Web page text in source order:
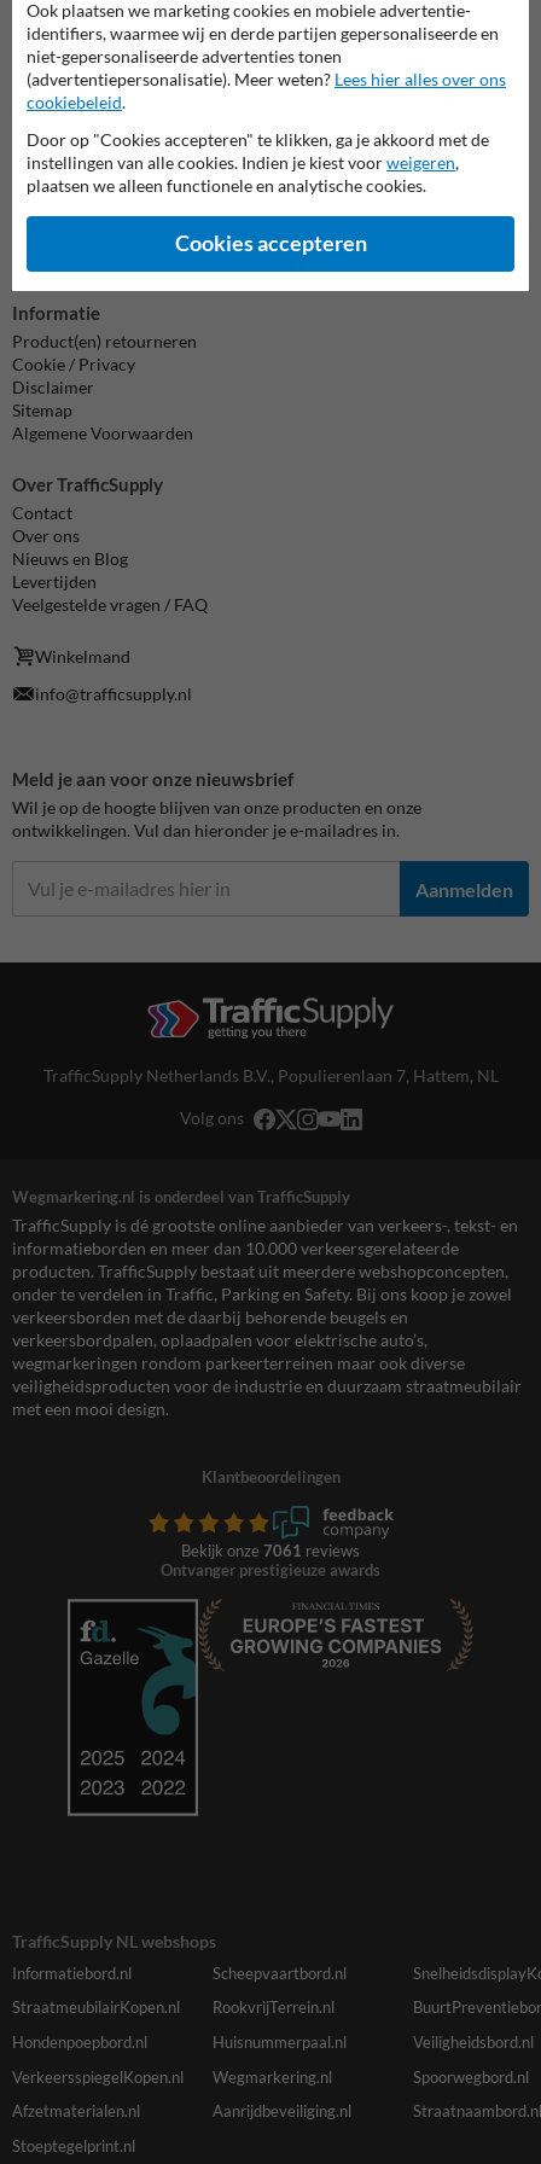
Neem contact met ons op
Wij zijn op werkdagen (van 8.00 tot 17.00) te bereiken op 038-
7920070.
Vragen? Stuur een e-mail naarinfo@trafficsupply.nlof vul het
formulier in en we reageren zo spoedig mogelijk.
info@trafficsupply.nl
Informatie
Product(en) retourneren
Cookie / Privacy
Disclaimer
Sitemap
Algemene Voorwaarden
Over TrafficSupply
Contact
Over ons
Nieuws en Blog
Levertijden
Veelgestelde vragen / FAQ
Winkelmand
info@trafficsupply.nl
Meld je aan voor onze nieuwsbrief
Wil je op de hoogte blijven van onze producten en onze
ontwikkelingen. Vul dan hieronder je e-mailadres in.
Aanmelden
TrafficSupply Netherlands B.V., Populierenlaan 7, Hattem, NL
Volg ons
Wegmarkering.nl is onderdeel van TrafficSupply
TrafficSupply is dé grootste online aanbieder van verkeers-, tekst- en
informatieborden en meer dan 10.000 verkeersgerelateerde
producten. TrafficSupply bestaat uit meerdere webshopconcepten,
onder te verdelen in Traffic, Parking en Safety. Bij ons koop je zowel
verkeersborden met de daarbij behorende beugels en
verkeersbordpalen, oplaadpalen voor elektrische auto’s,
wegmarkeringen rondom parkeerterreinen maar ook diverse
veiligheidsproducten voor de industrie en duurzaam straatmeubilair
met een mooi design.
Klantbeoordelingen
Bekijk onze 7061 reviews
Ontvanger prestigieuze awards
TrafficSupply NL webshops
Informatiebord.nl Scheepvaartbord.nl
StraatmeubilairKopen.nl
RookvrijTerrein.nl
Hondenpoepbord.nl
Huisnummerpaal.nl
Veiligheidsbord.nl
VerkeersspiegelKopen.nl
Wegmarkering.nl
Spoorwegbord.nl
Afzetmaterialen.nl
Aanrijdbeveiliging.nl
Straatnaambord.nl
Stoeptegelprint.nl
Ook plaatsen we marketing cookies en mobiele advertentie-
identifiers, waarmee wij en derde partijen gepersonaliseerde en
niet-gepersonaliseerde advertenties tonen
(advertentiepersonalisatie). Meer weten? Lees hier alles over ons
cookiebeleid.
Door op "Cookies accepteren" te klikken, ga je akkoord met de
instellingen van alle cookies. Indien je kiest voorweigeren,
plaatsen we alleen functionele en analytische cookies.
Cookies accepteren